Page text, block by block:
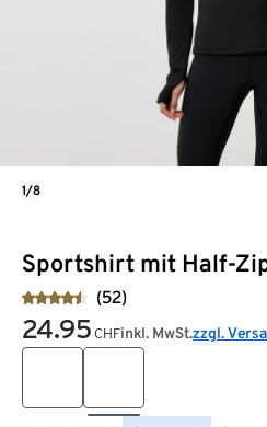
Sportshirt mit Half-
(52)
24.95 CHFinkl. MwSt.zzgl.
1/8